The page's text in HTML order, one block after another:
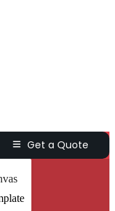
Get a Quote